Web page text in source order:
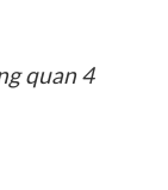
quan 4